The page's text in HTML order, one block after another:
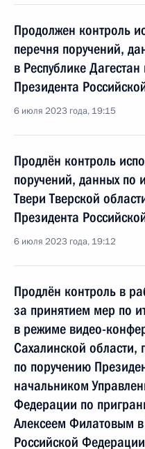
Продолжен контроль
перечня поручений,
в Республике
Президента
6 июля 2023 года, 19:15
Продлён контроль
поручений, данных по
Твери Тверской
Президента
6 июля 2023 года, 19:12
Продлён контроль в
за принятием мер по
в режиме видео-
Сахалинской области,
по поручению
начальником
Федерации по
Алексеем Филатовым
Российской